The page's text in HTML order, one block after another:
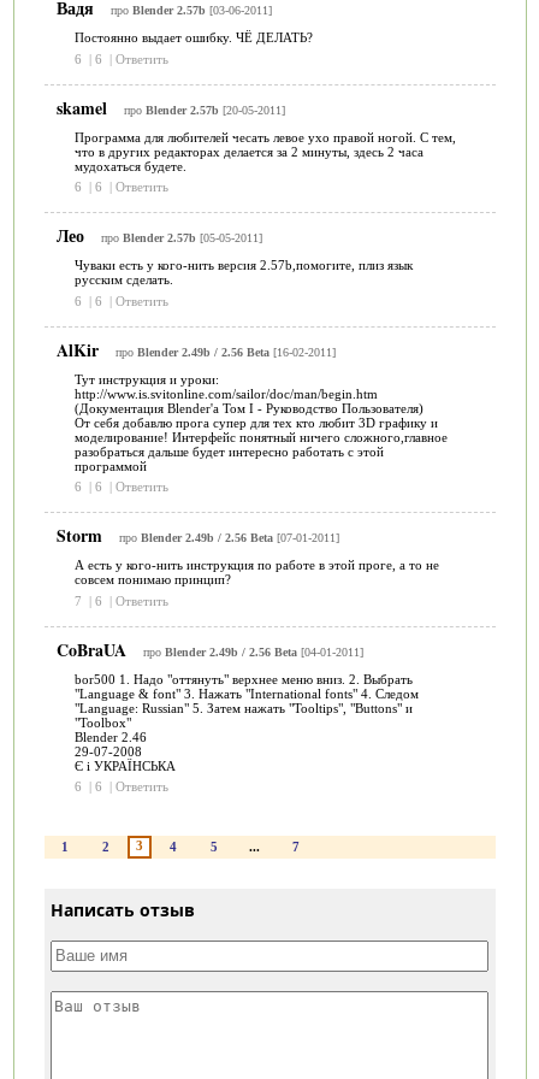
Вадя про Blender 2.57b [03-06-2011]
Постоянно выдает ошибку. ЧЁ ДЕЛАТЬ?
6
| 6 | Ответить
skamel про Blender 2.57b [20-05-2011]
Программа для любителей чесать левое ухо правой ногой. С тем,
что в других редакторах делается за 2 минуты, здесь 2 часа
мудохаться будете.
6
| 6 | Ответить
Лео про Blender 2.57b [05-05-2011]
Чуваки есть у кого-нить версия 2.57b,помогите, плиз язык
русским сделать.
6
| 6 | Ответить
AlKir про Blender 2.49b / 2.56 Beta[16-02-2011]
Тут инструкция и уроки:
http://www.is.svitonline.com/sailor/doc/man/begin.htm
(Документация Blender'а Том I - Руководство Пользователя)
От себя добавлю прога супер для тех кто любит 3D графику и
моделирование! Интерфейс понятный ничего сложного,главное
разобраться дальше будет интересно работать с этой
программой
6
| 6 | Ответить
Storm про Blender 2.49b / 2.56 Beta[07-01-2011]
А есть у кого-нить инструкция по работе в этой проге, а то не
совсем понимаю принцип?
7
| 6 | Ответить
CoBraUA про Blender 2.49b / 2.56 Beta[04-01-2011]
bor500 1. Надо "оттянуть" верхнее меню вниз. 2. Выбрать
"Language & font" 3. Нажать "International fonts" 4. Следом
"Language: Russian" 5. Затем нажать "Tooltips", "Buttons" и
"Toolbox"
Blender 2.46
29-07-2008
Є і УКРАЇНСЬКА
6
| 6 | Ответить
1 2 3 4 5 ... 7
Написать отзыв